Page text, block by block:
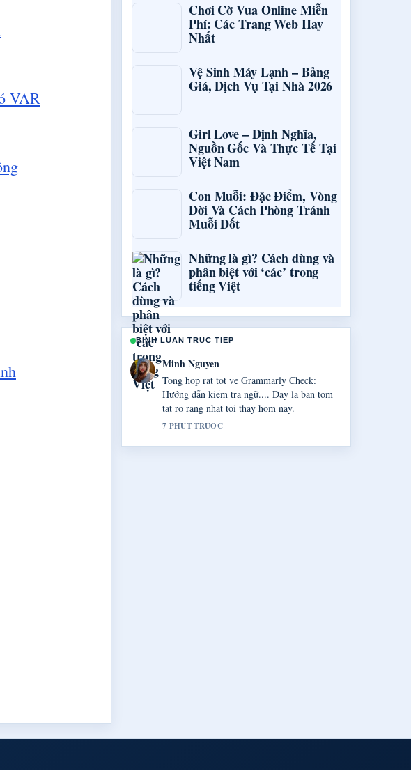
VAR
Chơi Cờ Vua Online Miễn
Phí: Các Trang Web Hay
Nhất
Vệ Sinh Máy Lạnh – Bảng
Giá, Dịch Vụ Tại Nhà 2026
Girl Love – Định Nghĩa,
Nguồn Gốc Và Thực Tế Tại
Việt Nam
Con Muỗi: Đặc Điểm, Vòng
Đời Và Cách Phòng Tránh
Muỗi Đốt
Những là gì? Cách dùng và
phân biệt với ‘các’ trong
tiếng Việt
BINH LUAN TRUC TIEP
Linh Le
Toi dang theo doi sat Lightroom giá bao
nhiêu? So sánh Photoshop... va danh gia cao
giong dieu can bang.
9 PHUT TRUOC